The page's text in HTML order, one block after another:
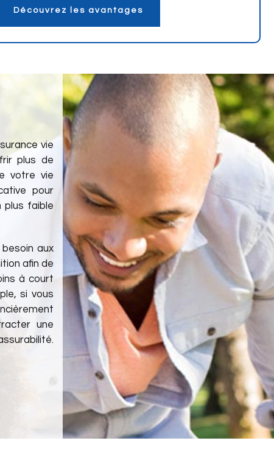
Découvrez les avantages
vie
plus de
votre vie
pour
plus faible
aux
afin de
à court
si vous
une